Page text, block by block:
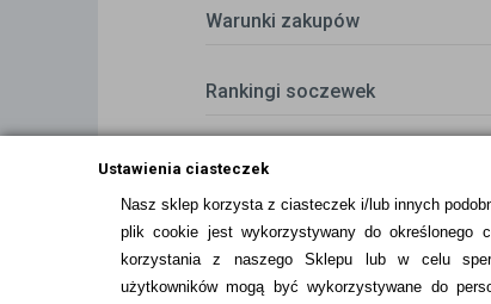
Ustawienia ciasteczek
Nasz sklep korzysta z ciasteczek i/lub innych
plik cookie jest wykorzystywany do określonego
korzystania z naszego Sklepu lub w celu
użytkowników mogą być wykorzystywane do
Warunki zakupów
Rankingi soczewek
Zwrot (odstąpienie od umowy)
ZMIEŃ USTAWIENIA ZGODY NA